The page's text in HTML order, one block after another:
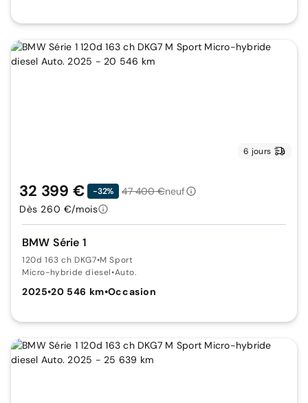
6 jours
BMW Série 1
120d 163 ch DKG7•M Sport
Micro-hybride diesel•Auto.
2025•20 546 km•Occasion
32 399 € -32% 47 400 €neuf
Dès 260 €/mois